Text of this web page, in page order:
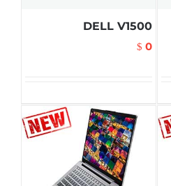
DELL V1500
$ 0